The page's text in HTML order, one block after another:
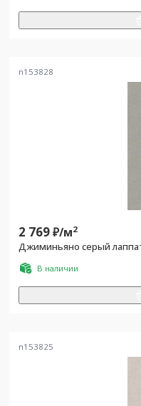
n153828
2 769₽/м2
Джиминьяно серый
В наличии
n153825